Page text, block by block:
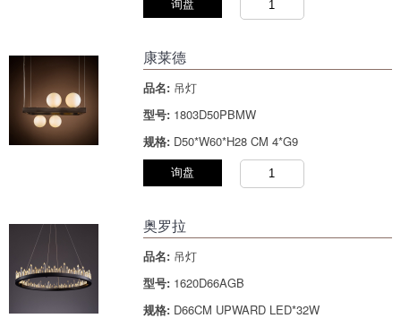
询盘
康莱德
品名:吊灯
型号:1803D50PBMW
规格:D50*W60*H28 CM 4*G9
询盘
奥罗拉
品名:吊灯
型号:1620D66AGB
规格:D66CM UPWARD LED*32W